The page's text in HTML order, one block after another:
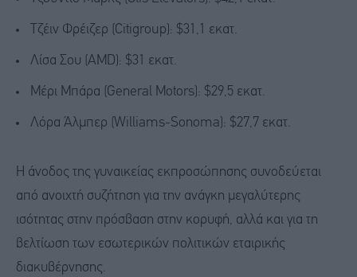
Τζέιν Φρέιζερ (Citigroup): $31,1 εκατ.
Λίσα Σου (AMD): $31 εκατ.
Μέρι Μπάρα (General Motors): $29,5 εκατ.
Λόρα Άλμπερ (Williams-Sonoma): $27,7 εκατ.
Η άνοδος της γυναικείας εκπροσώπησης συνοδεύεται
από ανοιχτή συζήτηση για την ανάγκη μεγαλύτερης
ισότητας στην πρόσβαση στην κορυφή, αλλά και για τη
βελτίωση των εσωτερικών πολιτικών εταιρικής
διακυβέρνησης.